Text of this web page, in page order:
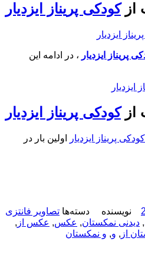
ازکودکی پریناز ایزدیار
پریناز ایزدیار ، در ادامه این
ازکودکی پریناز ایزدیار
پریناز ایزدیار
اولین بار در
نویسنده دسته‌ها تصاویر فانتزی
, دیدنی نمکستان, عکس, عکس از ,
از , و, و نمکستان